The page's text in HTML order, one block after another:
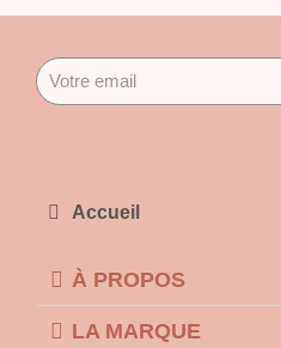
Accueil
À PROPOS
LA MARQUE